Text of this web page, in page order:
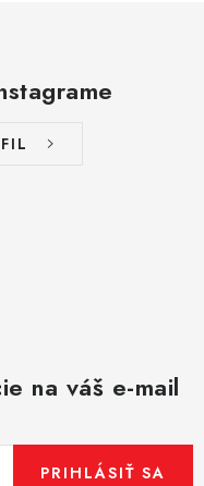
na váš e-mail
PRIHLÁSIŤ SA